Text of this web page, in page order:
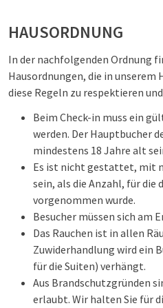
HAUSORDNUNG
In der nachfolgenden Ordnung
Hausordnungen, die in
diese Regeln zu respektieren
Beim Check-in muss ein
werden. Der Hauptbucher
mindestens 18 Jahre alt
Es ist nicht gestattet, mit
sein, als die Anzahl, für die
vorgenommen wurde.
Besucher müssen sich am
Das Rauchen ist in allen
Zuwiderhandlung wird ein
für die Suiten) verhängt.
Aus Brandschutzgründen
erlaubt. Wir halten Sie für